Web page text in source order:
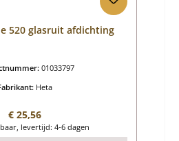
520 glasruit afdichting
01033797
Heta
Normale prijs:
€ 25,56
levertijd: 4-6 dagen